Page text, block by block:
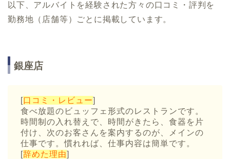
以下、アルバイトを経験された方々の口コミ・評判を
勤務地（店舗等）ごとに掲載しています。
銀座店
[口コミ・レビュー]
食べ放題のビュッフェ形式のレストランです。
時間制の入れ替えで、時間がきたら、食器を片
付け、次のお客さんを案内するのが、メインの
仕事です。慣れれば、仕事内容は簡単です。
[辞めた理由]